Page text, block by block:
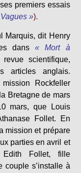
premiers essais
»).
Marquis, dit Henry
dans
« Mort à
scientifique,
articles anglais.
Rockfeller
Bretagne de mars
mars, que Louis
Follet. En
mission et prépare
parties en avril et
Follet, fille
couple s’installe à